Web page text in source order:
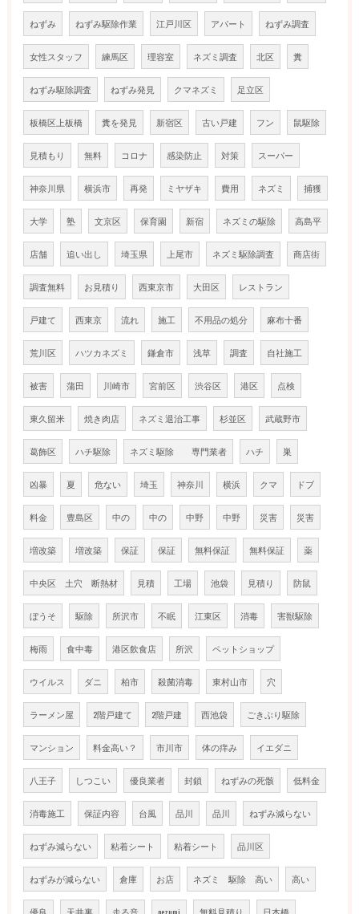
ねずみ ねずみ駆除作業 江戸川区 アパート ねずみ調査
女性スタッフ 練馬区 理容室 ネズミ調査 北区 糞
ねずみ駆除調査 ねずみ発見 クマネズミ 足立区
板橋区上板橋 糞を発見 新宿区 古い戸建 フン 鼠駆除
見積もり 無料 コロナ 感染防止 対策 スーパー
神奈川県 横浜市 再発 ミヤザキ 費用 ネズミ 捕獲
大学 塾 文京区 保育園 新宿 ネズミの駆除 高島平
店舗 追い出し 埼玉県 上尾市 ネズミ駆除調査 商店街
調査無料 お見積り 西東京市 大田区 レストラン
戸建て 西東京 流れ 施工 不用品の処分 麻布十番
荒川区 ハツカネズミ 鎌倉市 浅草 調査 自社施工
被害 蒲田 川崎市 宮前区 渋谷区 港区 点検
東久留米 焼き肉店 ネズミ退治工事 杉並区 武蔵野市
葛飾区 ハチ駆除 ネズミ駆除 専門業者 ハチ 巣
凶暴 夏 危ない 埼玉 神奈川 横浜 クマ ドブ
料金 豊島区 中の 中の 中野 中野 災害 災害
増改築 増改築 保証 保証 無料保証 無料保証 薬
中央区 土穴 断熱材 見積 工場 池袋 見積り 防鼠
ぼうそ 駆除 所沢市 不眠 江東区 消毒 害獣駆除
梅雨 食中毒 港区飲食店 所沢 ペットショップ
ウイルス ダニ 柏市 殺菌消毒 東村山市 穴
ラーメン屋 2階戸建て 2階戸建 西池袋 ごきぶり駆除
マンション 料金高い？ 市川市 体の痒み イエダニ
八王子 しつこい 優良業者 封鎖 ねずみの死骸 低料金
消毒施工 保証内容 台風 品川 品川 ねずみ減らない
ねずみ減らない 粘着シート 粘着シート 品川区
ねずみが減らない 倉庫 お店 ネズミ 駆除 高い 高い